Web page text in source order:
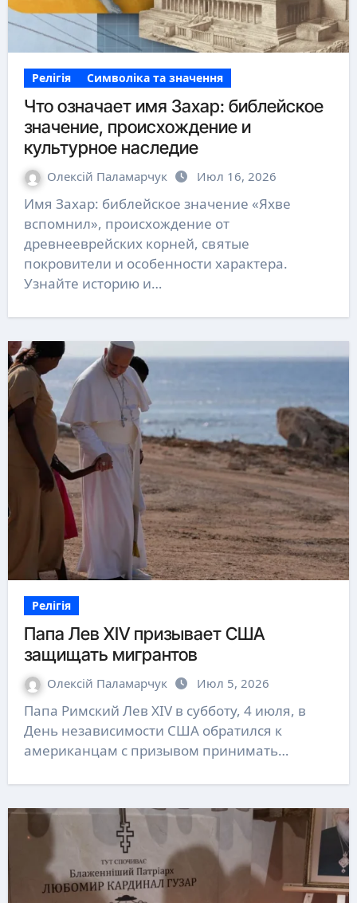
Релігія Символіка та значення
Что означает имя Захар: библейское
значение, происхождение и
культурное наследие
Олексій Паламарчук Июл 16, 2026
Имя Захар: библейское значение «Яхве
вспомнил», происхождение от
древнееврейских корней, святые
покровители и особенности характера.
Узнайте историю и…
Релігія
Папа Лев XIV призывает США
защищать мигрантов
Олексій Паламарчук Июл 5, 2026
Папа Римский Лев XIV в субботу, 4 июля, в
День независимости США обратился к
американцам с призывом принимать…